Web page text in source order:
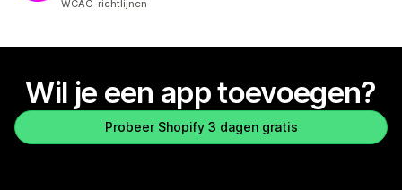
WCAG-richtlijnen
Wil je een app toevoegen?
Probeer Shopify 3 dagen gratis